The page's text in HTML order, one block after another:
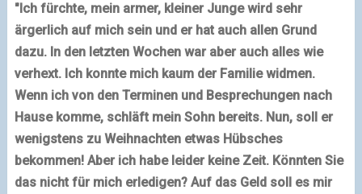
"Ich fürchte, mein armer, kleiner Junge wird sehr
ärgerlich auf mich sein und er hat auch allen Grund
dazu. In den letzten Wochen war aber auch alles wie
verhext. Ich konnte mich kaum der Familie widmen.
Wenn ich von den Terminen und Besprechungen nach
Hause komme, schläft mein Sohn bereits. Nun, soll er
wenigstens zu Weihnachten etwas Hübsches
bekommen! Aber ich habe leider keine Zeit. Könnten Sie
das nicht für mich erledigen? Auf das Geld soll es mir